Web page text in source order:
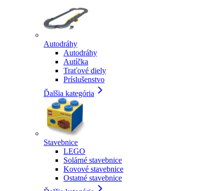
Autodráhy
Autodráhy
Autíčka
Traťové diely
Príslušenstvo
Ďalšia kategória
Stavebnice
LEGO
Solárné stavebnice
Kovové stavebnice
Ostatné stavebnice